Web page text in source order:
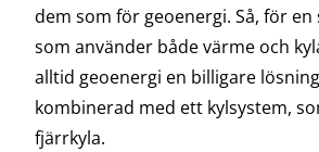
dem som för geoenergi. Så, för
som använder både värme och
alltid geoenergi en billigare
kombinerad med ett kylsystem,
fjärrkyla.